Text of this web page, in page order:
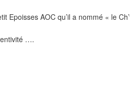
Epoisses AOC qu’il a nommé « le
….